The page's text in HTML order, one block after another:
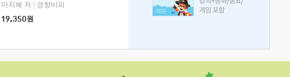
마지혜 저
경향비피
19,350원